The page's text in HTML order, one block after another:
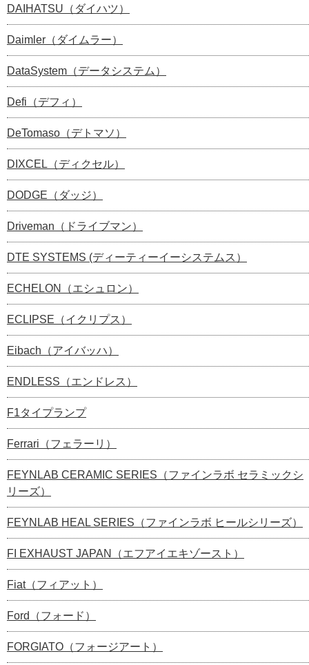
DAIHATSU（ダイハツ）
Daimler（ダイムラー）
DataSystem（データシステム）
Defi（デフィ）
DeTomaso（デトマソ）
DIXCEL（ディクセル）
DODGE（ダッジ）
Driveman（ドライブマン）
DTE SYSTEMS (ディーティーイーシステムス）
ECHELON（エシュロン）
ECLIPSE（イクリプス）
Eibach（アイバッハ）
ENDLESS（エンドレス）
F1タイプランプ
Ferrari（フェラーリ）
FEYNLAB CERAMIC SERIES（ファインラボ セラミックシ
リーズ）
FEYNLAB HEAL SERIES（ファインラボ ヒールシリーズ）
FI EXHAUST JAPAN（エフアイエキゾースト）
Fiat（フィアット）
Ford（フォード）
FORGIATO（フォージアート）